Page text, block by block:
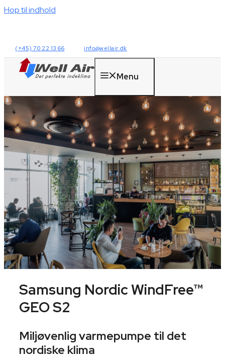
Hop til indhold
(+45) 70 22 13 66 info@wellair.dk
Menu
Samsung Nordic WindFree™
GEO S2
Miljøvenlig varmepumpe til det
nordiske klima